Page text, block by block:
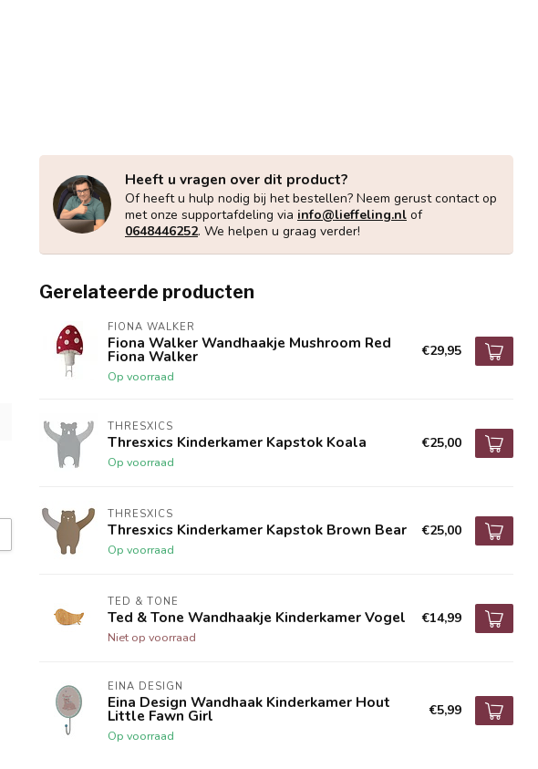
Heeft u vragen over dit product?
Of heeft u hulp nodig bij het bestellen? Neem gerust contact op
met onze supportafdeling via info@lieffeling.nl of
0648446252. We helpen u graag verder!
Gerelateerde producten
FIONA WALKER
Fiona Walker Wandhaakje Mushroom Red
Fiona Walker
Op voorraad
€29,95
THRESXICS
Thresxics Kinderkamer Kapstok Koala
Op voorraad
€25,00
THRESXICS
Thresxics Kinderkamer Kapstok Brown Bear
Op voorraad
€25,00
TED & TONE
Ted & Tone Wandhaakje Kinderkamer Vogel
Niet op voorraad
€14,99
EINA DESIGN
Eina Design Wandhaak Kinderkamer Hout
Little Fawn Girl
Op voorraad
€5,99